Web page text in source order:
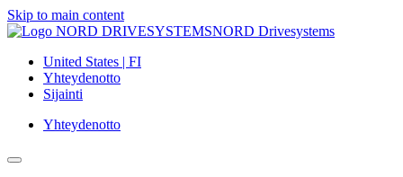
Skip to main content
NORD Drivesystems
United States | FI
Yhteydenotto
Sijainti
Yhteydenotto